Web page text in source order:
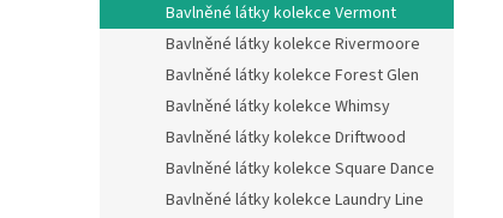
Bavlněné látky kolekce Vermont
Bavlněné látky kolekce Rivermoore
Bavlněné látky kolekce Forest Glen
Bavlněné látky kolekce Whimsy
Bavlněné látky kolekce Driftwood
Bavlněné látky kolekce Square Dance
Bavlněné látky kolekce Laundry Line